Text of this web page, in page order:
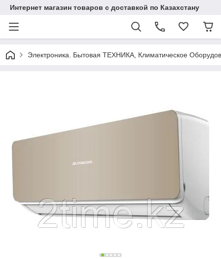
Интернет магазин товаров с доставкой по Казахстану
Электроника. Бытовая ТЕХНИКА, Климатическое